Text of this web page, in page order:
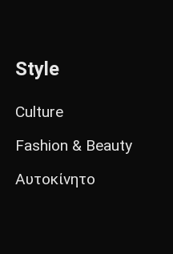
Style
Culture
Fashion & Beauty
Αυτοκίνητο